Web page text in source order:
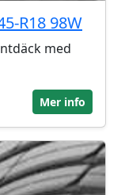
R18 98W
med
Mer info